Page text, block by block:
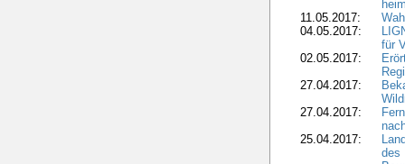
11.05.2017:
04.05.2017:
für
02.05.2017:
27.04.2017:
27.04.2017:
25.04.2017:
des